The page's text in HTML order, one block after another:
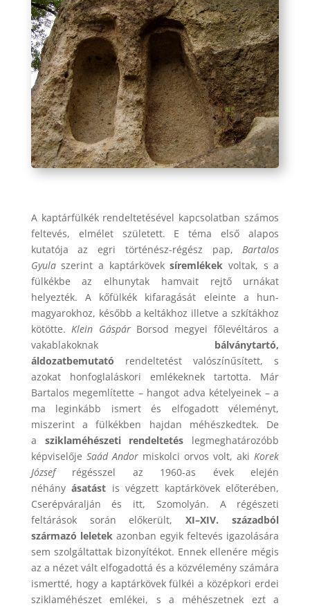
A kaptárfülkék rendeltetésével kapcsolatban számos
feltevés, elmélet született. E téma első alapos
kutatója az egri történész-régész pap,Bartalos
Gyulaszerint a kaptárköveksíremlékek voltak, s a
fülkékbe az elhunytak hamvait rejtő urnákat
helyezték. A kőfülkék kifaragását eleinte a hun-
magyarokhoz, később a keltákhoz illetve a szkítákhoz
kötötte.Klein GáspárBorsod megyei főlevéltáros a
vakablakoknak bálványtartó,
áldozatbemutató rendeltetést valószínűsített, s
azokat honfoglaláskori emlékeknek tartotta. Már
Bartalos megemlítette – hangot adva kételyeinek – a
ma leginkább ismert és elfogadott véleményt,
miszerint a fülkékben hajdan méhészkedtek. De
a sziklaméhészeti rendeltetés legmeghatározóbb
képviselője Saád Andormiskolci orvos volt, akiKorek
József régésszel az 1960-as évek elején
néhányásatást is végzett kaptárkövek előterében,
Cserépváralján és itt, Szomolyán. A régészeti
feltárások során előkerült,XI–XIV. századból
származó leletekazonban egyik feltevés igazolására
sem szolgáltattak bizonyítékot. Ennek ellenére mégis
az a nézet vált elfogadottá és a közvélemény számára
ismertté, hogy a kaptárkövek fülkéi a középkori erdei
sziklaméhészet emlékei, s a méhészetnek ezt a